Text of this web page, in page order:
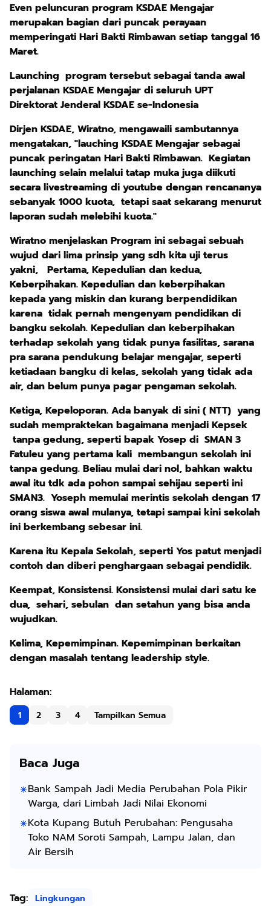
Even peluncuran program KSDAE Mengajar
merupakan bagian dari puncak perayaan
memperingati Hari Bakti Rimbawan setiap tanggal 16
Maret.
Launching program tersebut sebagai tanda awal
perjalanan KSDAE Mengajar di seluruh UPT
Direktorat Jenderal KSDAE se-Indonesia
Dirjen KSDAE, Wiratno, mengawaili sambutannya
mengatakan, "lauching KSDAE Mengajar sebagai
puncak peringatan Hari Bakti Rimbawan. Kegiatan
launching selain melalui tatap muka juga diikuti
secara livestreaming di youtube dengan rencananya
sebanyak 1000 kuota, tetapi saat sekarang menurut
laporan sudah melebihi kuota."
Wiratno menjelaskan Program ini sebagai sebuah
wujud dari lima prinsip yang sdh kita uji terus
yakni, Pertama, Kepedulian dan kedua,
Keberpihakan. Kepedulian dan keberpihakan
kepada yang miskin dan kurang berpendidikan
karena tidak pernah mengenyam pendidikan di
bangku sekolah. Kepedulian dan keberpihakan
terhadap sekolah yang tidak punya fasilitas, sarana
pra sarana pendukung belajar mengajar, seperti
ketiadaan bangku di kelas, sekolah yang tidak ada
air, dan belum punya pagar pengaman sekolah.
Ketiga, Kepeloporan. Ada banyak di sini ( NTT) yang
sudah mempraktekan bagaimana menjadi Kepsek
tanpa gedung, seperti bapak Yosep di SMAN 3
Fatuleu yang pertama kali membangun sekolah ini
tanpa gedung. Beliau mulai dari nol, bahkan waktu
awal itu tdk ada pohon sampai sehijau seperti ini
SMAN3. Yoseph memulai merintis sekolah dengan 17
orang siswa awal mulanya, tetapi sampai kini sekolah
ini berkembang sebesar ini.
Karena itu Kepala Sekolah, seperti Yos patut menjadi
contoh dan diberi penghargaan sebagai pendidik.
Keempat, Konsistensi. Konsistensi mulai dari satu ke
dua, sehari, sebulan dan setahun yang bisa anda
wujudkan.
Kelima, Kepemimpinan. Kepemimpinan berkaitan
dengan masalah tentang leadership style.
1 2 3 4 Tampilkan Semua
Baca Juga
Bank Sampah Jadi Media Perubahan Pola Pikir
Warga, dari Limbah Jadi Nilai Ekonomi
Kota Kupang Butuh Perubahan: Pengusaha
Toko NAM Soroti Sampah, Lampu Jalan, dan
Air Bersih
Tag: Lingkungan